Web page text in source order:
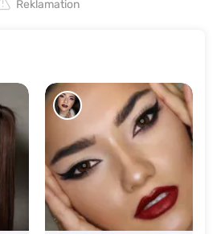
Reklamation